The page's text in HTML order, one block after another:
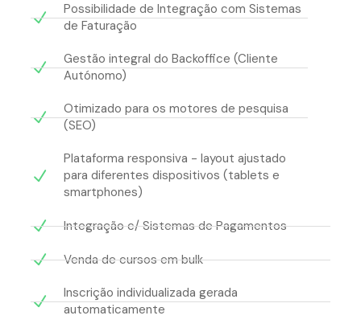
Possibilidade de Integração com Sistemas
de Faturação
Gestão integral do Backoffice (Cliente
Autónomo)
Otimizado para os motores de pesquisa
(SEO)
Plataforma responsiva - layout ajustado
para diferentes dispositivos (tablets e
smartphones)
Integração c/ Sistemas de Pagamentos
Venda de cursos em bulk
Inscrição individualizada gerada
automaticamente